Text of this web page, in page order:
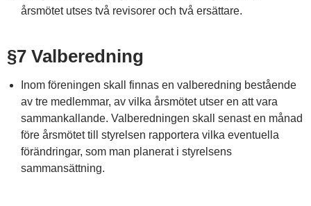
årsmötet utses två revisorer och två ersättare.
§7 Valberedning
Inom föreningen skall finnas en valberedning bestående
av tre medlemmar, av vilka årsmötet utser en att vara
sammankallande. Valberedningen skall senast en månad
före årsmötet till styrelsen rapportera vilka eventuella
förändringar, som man planerat i styrelsens
sammansättning.